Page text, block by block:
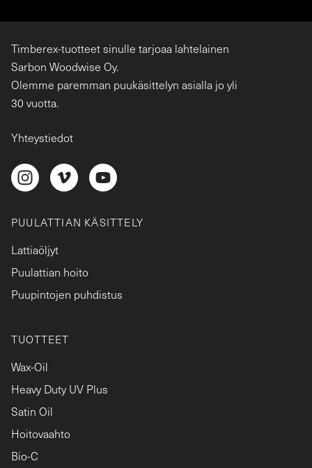
Timberex-tuotteet sinulle tarjoaa lahtelainen
Sarbon Woodwise Oy.
Olemme paremman puukäsittelyn asialla jo yli
30 vuotta.
Yhteystiedot
PUULATTIAN KÄSITTELY
Lattiaöljyt
Puulattian hoito
Puupintojen puhdistus
TUOTTEET
Wax-Oil
Heavy Duty UV Plus
Satin Oil
Hoitovaahto
Bio-C